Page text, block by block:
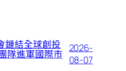
鏈結全球創投
隊進軍國際市 2026-
08-07